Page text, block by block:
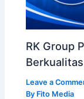
RK Group
Leave a
By Fito Media